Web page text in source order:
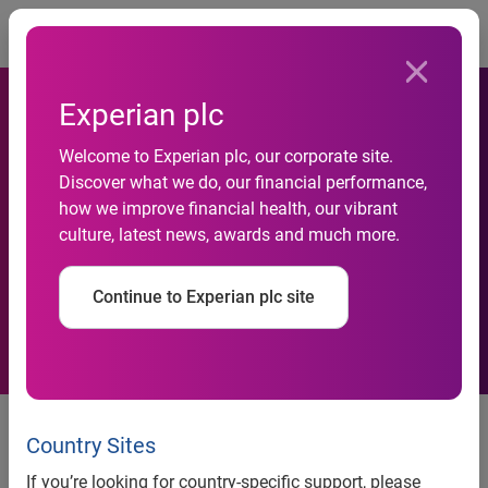
Experian plc
Welcome to Experian plc, our corporate site.
Discover what we do, our financial performance,
how we improve financial health, our vibrant
culture, latest news, awards and much more.
Continue to Experian plc site
Country Sites
If you’re looking for country-specific support, please
In Netto Calo Le Ipoteche
Legali Sugli Immobili
In Netto Calo Le Ipoteche Legali
Sugli Immobili